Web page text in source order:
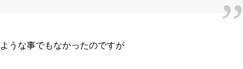
うな事でもなかったのですが